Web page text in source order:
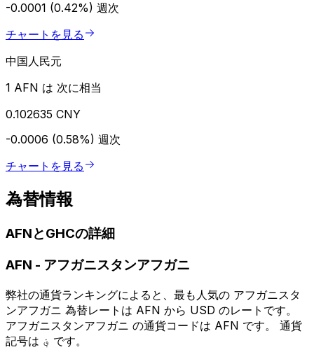
-0.0001 (0.42%) 週次
チャートを見る
中国人民元
1 AFN は 次に相当
0.102635 CNY
-0.0006 (0.58%) 週次
チャートを見る
為替情報
AFNとGHCの詳細
AFN - アフガニスタンアフガニ
弊社の通貨ランキングによると、最も人気の アフガニスタ
ンアフガニ 為替レートは AFN から USD のレートです。
アフガニスタンアフガニ の通貨コードは AFN です。 通貨
記号は ؋ です。